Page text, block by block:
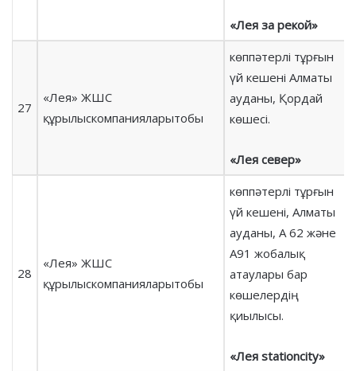
«Лея за рекой»
27
«Лея» ЖШС
құрылыскомпанияларытобы
көппәтерлі тұрғын
үй кешені Алматы
ауданы, Қордай
көшесі.
«Лея север»
28
«Лея» ЖШС
құрылыскомпанияларытобы
көппәтерлі тұрғын
үй кешені, Алматы
ауданы, А 62 және
А91 жобалық
атаулары бар
көшелердің
қиылысы.
«Лея stationcity»